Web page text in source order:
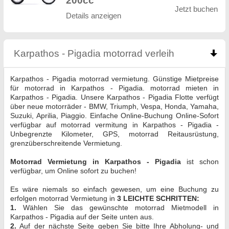
Details anzeigen
Jetzt buchen
Karpathos - Pigadia motorrad verleih click to
Karpathos - Pigadia motorrad vermietung. Günstige Mietpreise
für motorrad in Karpathos - Pigadia. motorrad mieten in
Karpathos - Pigadia. Unsere Karpathos - Pigadia Flotte verfügt
über neue motorräder - BMW, Triumph, Vespa, Honda, Yamaha,
Suzuki, Aprilia, Piaggio. Einfache Online-Buchung Online-Sofort
verfügbar auf motorrad vermitung in Karpathos - Pigadia -
Unbegrenzte Kilometer, GPS, motorrad Reitausrüstung,
grenzüberschreitende Vermietung.
Motorrad Vermietung in Karpathos - Pigadia ist schon
verfügbar, um Online sofort zu buchen!
Es wäre niemals so einfach gewesen, um eine Buchung zu
erfolgen motorrad Vermietung in3 LEICHTE SCHRITTEN:
1. Wählen Sie das gewünschte motorrad Mietmodell in
Karpathos - Pigadia auf der Seite unten aus.
2. Auf der nächste Seite geben Sie bitte Ihre Abholung- und